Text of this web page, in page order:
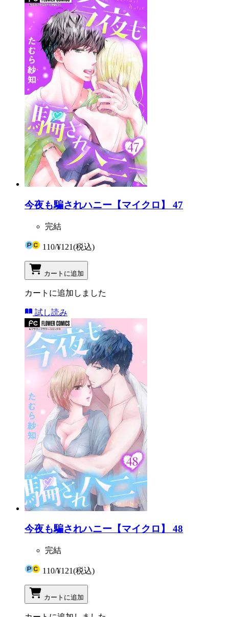
今夜も騙されハニー【マイクロ】 47
完結
110/¥121(税込)
カートに追加
カートに追加しました
試し読み
今夜も騙されハニー【マイクロ】 48
完結
110/¥121(税込)
カートに追加